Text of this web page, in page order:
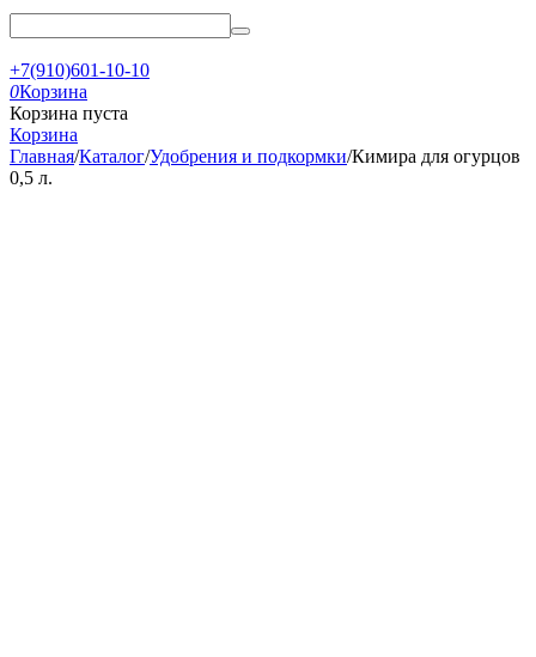
+7(910)601-10-10
0Корзина
Корзина пуста
Корзина
Главная/Каталог/Удобрения и подкормки/Кимира для огурцов
0,5 л.